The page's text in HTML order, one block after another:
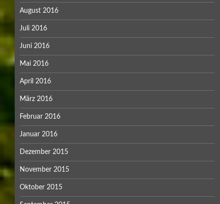
August 2016
Juli 2016
Juni 2016
Mai 2016
April 2016
März 2016
Februar 2016
Januar 2016
Dezember 2015
November 2015
Oktober 2015